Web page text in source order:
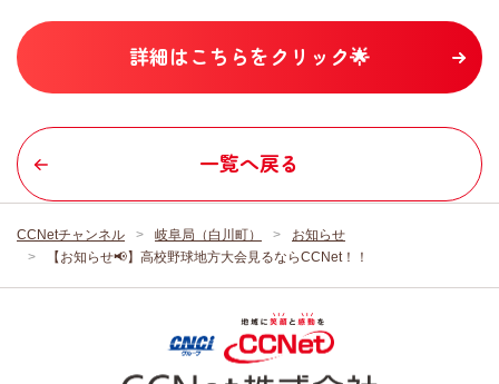
詳細はこちらをクリック🌟
一覧へ戻る
CCNetチャンネル 岐阜局（白川町）
お知らせ
【お知らせ📢】高校野球地方大会見るならCCNet！！